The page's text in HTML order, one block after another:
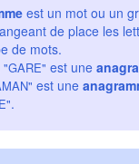
est un mot ou un
de place les
de mots.
"GARE" est une
est une
.